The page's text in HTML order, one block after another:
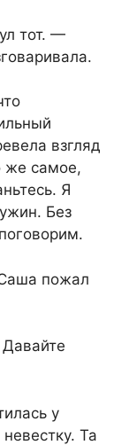
тот. —
взгляд
же самое,
Я
Без
пожал
у
Та